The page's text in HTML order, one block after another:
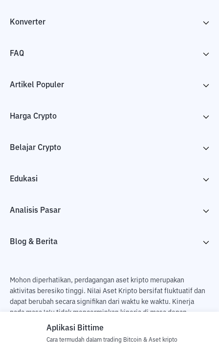
Konverter
FAQ
Artikel Populer
Harga Crypto
Belajar Crypto
Edukasi
Analisis Pasar
Blog & Berita
Mohon diperhatikan, perdagangan aset kripto merupakan
aktivitas beresiko tinggi. Nilai Aset Kripto bersifat fluktuatif dan
dapat berubah secara signifikan dari waktu ke waktu. Kinerja
pada masa lalu tidak mencerminkan kinerja di masa depan.
Terdapat risiko kehilangan sebagai dampak dari membeli dan
pengguna. PT Utama Aset Digital Indonesia (Bittime) tidak
Aplikasi Bittime
Cara termudah dalam trading Bitcoin & Aset kripto